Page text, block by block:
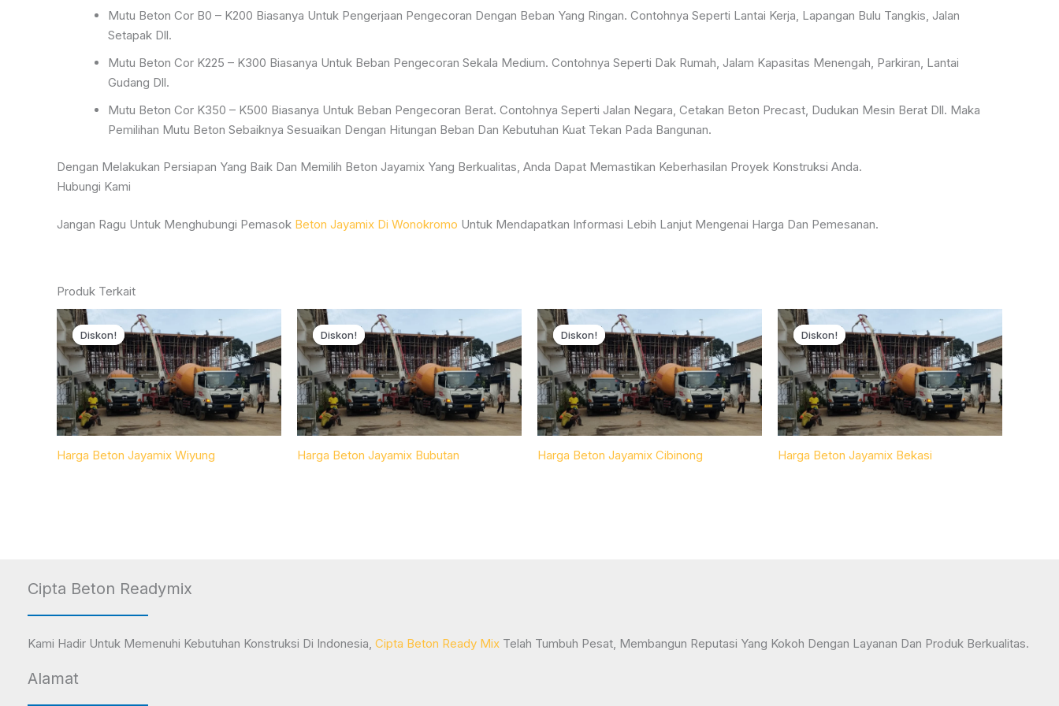
Mutu Beton Cor B0 – K200 Biasanya Untuk Pengerjaan Pengecoran Dengan Beban Yang Ringan. Contohnya Seperti Lantai Kerja, Lapangan Bulu Tangkis, Jalan
Setapak Dll.
Mutu Beton Cor K225 – K300 Biasanya Untuk Beban Pengecoran Sekala Medium. Contohnya Seperti Dak Rumah, Jalam Kapasitas Menengah, Parkiran, Lantai
Gudang Dll.
Mutu Beton Cor K350 – K500 Biasanya Untuk Beban Pengecoran Berat. Contohnya Seperti Jalan Negara, Cetakan Beton Precast, Dudukan Mesin Berat Dll. Maka
Pemilihan Mutu Beton Sebaiknya Sesuaikan Dengan Hitungan Beban Dan Kebutuhan Kuat Tekan Pada Bangunan.
Dengan Melakukan Persiapan Yang Baik Dan Memilih Beton Jayamix Yang Berkualitas, Anda Dapat Memastikan Keberhasilan Proyek Konstruksi Anda.
Hubungi Kami
Jangan Ragu Untuk Menghubungi Pemasok Beton Jayamix Di Wonokromo Untuk Mendapatkan Informasi Lebih Lanjut Mengenai Harga Dan Pemesanan.
Produk Terkait
Diskon!
Diskon!
Harga Beton Jayamix Wiyung
Diskon!
Diskon!
Harga Beton Jayamix Bubutan
Diskon!
Diskon!
Harga Beton Jayamix Cibinong
Diskon!
Diskon!
Harga Beton Jayamix Bekasi
Cipta Beton Readymix
Kami Hadir Untuk Memenuhi Kebutuhan Konstruksi Di Indonesia, Cipta Beton Ready Mix Telah Tumbuh Pesat, Membangun Reputasi Yang Kokoh Dengan Layanan Dan Produk Berkualitas.
Alamat